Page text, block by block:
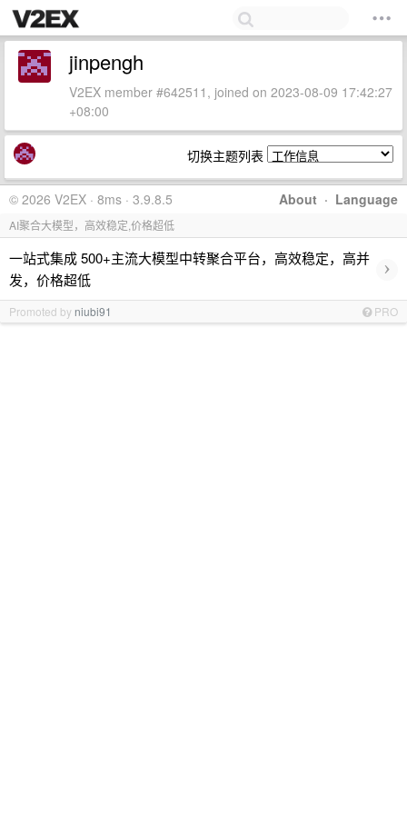
jinpengh
V2EX member #642511, joined on 2023-08-09 17:42:27
+08:00
切换主题列表
About · Language
© 2026 V2EX · 8ms · 3.9.8.5
AI聚合大模型，高效稳定,价格超低
一站式集成 500+主流大模型中转聚合平台，高效稳定，高并
发，价格超低
›
Promoted by niubi91 PRO